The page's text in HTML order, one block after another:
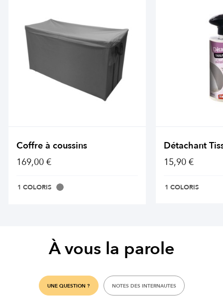
Coffre à coussins
169,00 €
1 COLORIS
Détachant
15,90 €
1 COLORIS
À vous la parole
UNE QUESTION ? NOTES DES INTERNAUTES